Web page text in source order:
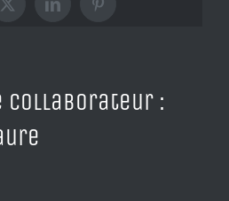
X LinkedInPinterest
collaborateur :